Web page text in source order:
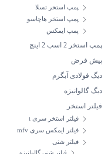
پمپ استخر تسلا
پمپ استخر هاچاسو
پمپ ایمکس
پمپ استخر 2 اسب 2 اینچ
پیش فرض
دیگ فولادی آبگرم
دیگ گالوانیزه
فیلتر استخر
فیلتر استخر سری t
فیلتر ایمکس سری mfv
فیلتر شنی
فیلتر شنی گالوانیزه